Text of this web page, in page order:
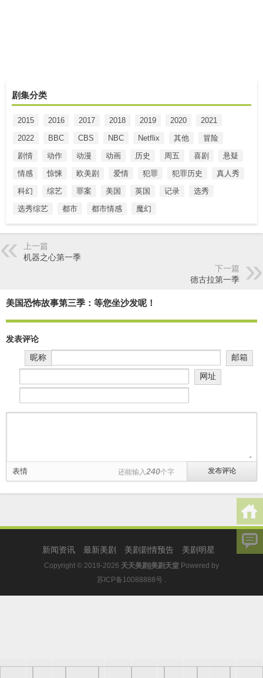
剧集分类
2015 2016 2017 2018 2019 2020
2021
2022
BBC CBS NBC Netflix 其他
冒险
剧情
动作 动漫 动画 历史 周五 喜剧
悬疑
情感
惊悚 欧美剧 爱情 犯罪 犯罪历史
真人秀
科幻
综艺 罪案 美国 英国 记录
选秀
选秀综艺
都市 都市情感 魔幻
上一篇
机器之心第一季
下一篇
德古拉第一季
美国恐怖故事第三季：等您坐沙发呢！
发表评论
昵称
邮箱
网址
表情 还能输入 240个字
新闻资讯 最新美剧 美剧剧情预告 美剧明星
Copyright © 2019-2026 天天美剧|美剧天堂 Powered by
苏ICP备10088888号 .